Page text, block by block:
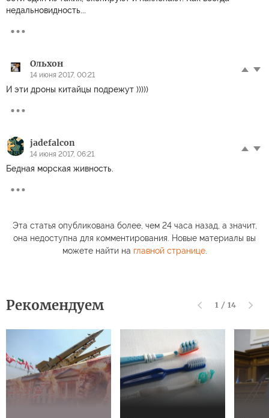
недальновидность...
Ольхон
14 июня 2017, 00:21
И эти дроны китайцы подрежут )))))
jadefalcon
14 июня 2017, 06:21
Бедная морская живность.
Эта статья опубликована более, чем 24 часа назад, а значит,
она недоступна для комментирования. Новые материалы вы
можете найти на главной странице.
Рекомендуем 1 / 14